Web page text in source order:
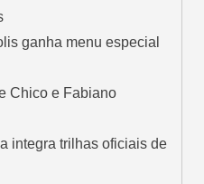
ganha menu especial
Chico e Fabiano
integra trilhas oficiais de